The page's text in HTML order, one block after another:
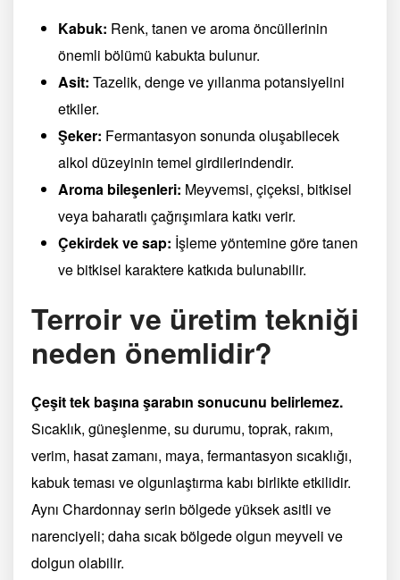
Kabuk: Renk, tanen ve aroma öncüllerinin
önemli bölümü kabukta bulunur.
Asit: Tazelik, denge ve yıllanma potansiyelini
etkiler.
Şeker: Fermantasyon sonunda oluşabilecek
alkol düzeyinin temel girdilerindendir.
Aroma bileşenleri: Meyvemsi, çiçeksi, bitkisel
veya baharatlı çağrışımlara katkı verir.
Çekirdek ve sap: İşleme yöntemine göre tanen
ve bitkisel karaktere katkıda bulunabilir.
Terroir ve üretim tekniği
neden önemlidir?
Çeşit tek başına şarabın sonucunu belirlemez.
Sıcaklık, güneşlenme, su durumu, toprak, rakım,
verim, hasat zamanı, maya, fermantasyon sıcaklığı,
kabuk teması ve olgunlaştırma kabı birlikte etkilidir.
Aynı Chardonnay serin bölgede yüksek asitli ve
narenciyeli; daha sıcak bölgede olgun meyveli ve
dolgun olabilir.